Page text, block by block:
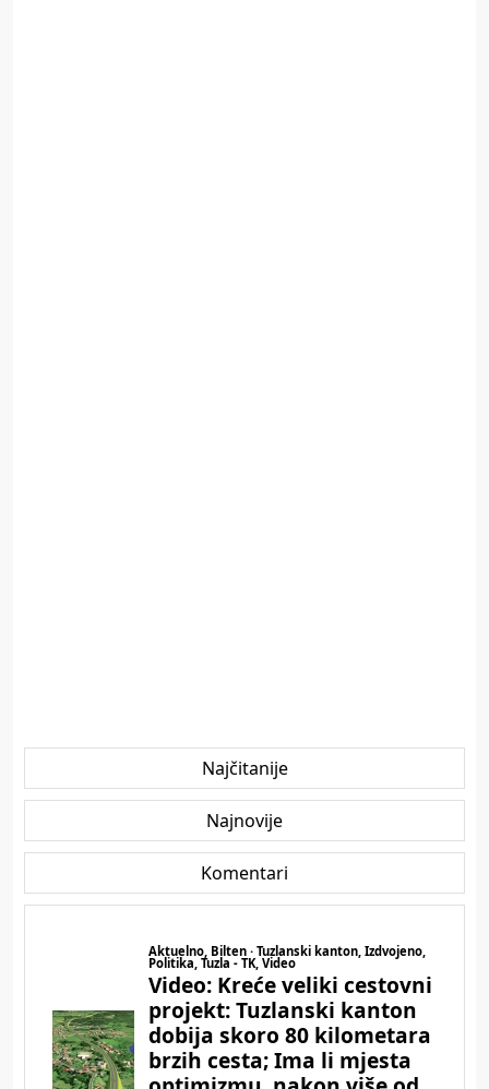
Najčitanije
Najnovije
Komentari